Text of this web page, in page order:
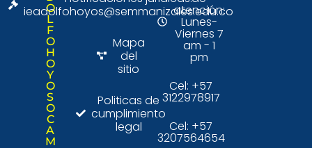
O
L
F
O
H
O
Y
O
S
O
C
A
M
ieadolfohoyos@semmanizales.edu.co
Mapa
del
sitio
Politicas de
cumplimiento
legal
atención:
Lunes-
Viernes 7
am - 1
pm
Cel: +57
3122978917
Cel: +57
3207564654